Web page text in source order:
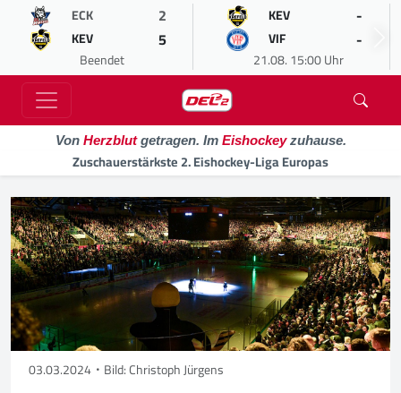
ECK 2
KEV 5
Beendet
KEV -
VIF -
21.08. 15:00 Uhr
Von Herzblutgetragen. Im Eishockeyzuhause.
Zuschauerstärkste 2. Eishockey-Liga Europas
03.03.2024 Bild: Christoph Jürgens